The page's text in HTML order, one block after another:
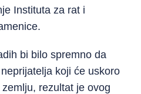
Instituta za rat i
bi bilo spremno da
koji će uskoro
rezultat je ovog